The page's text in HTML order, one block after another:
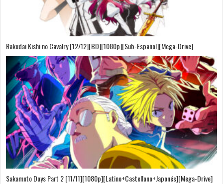
Rakudai Kishi no Cavalry [12/12][BD][1080p][Sub-Español][Mega-Drive]
Sakamoto Days Part 2 [11/11][1080p][Latino+Castellano+Japonés][Mega-Drive]